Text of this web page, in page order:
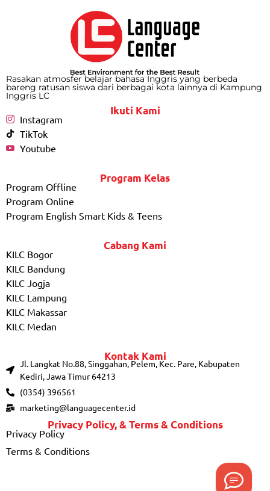
Rasakan atmosfer belajar bahasa Inggris yang berbeda
bareng ratusan siswa dari berbagai kota lainnya di Kampung
Inggris LC
Ikuti Kami
Instagram
TikTok
Youtube
Program Kelas
Program Offline
Program Online
Program English Smart Kids & Teens
Cabang Kami
KILC Bogor
KILC Bandung
KILC Jogja
KILC Lampung
KILC Makassar
KILC Medan
Kontak Kami
Jl. Langkat No.88, Singgahan, Pelem, Kec. Pare, Kabupaten
Kediri, Jawa Timur 64213
(0354) 396561
marketing@languagecenter.id
Privacy Policy, & Terms & Conditions
Privacy Policy
Terms & Conditions